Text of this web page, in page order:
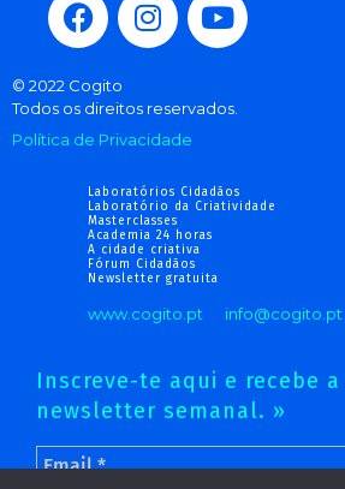
© 2022 Cogito
Todos os direitos reservados.
Política de Privacidade
Laboratórios Cidadãos
Laboratório da Criatividade
Masterclasses
Academia 24 horas
A cidade criativa
Fórum Cidadãos
Newsletter gratuita
www.cogito.pt info@cogito.pt
Inscreve-te aqui e recebe
newsletter semanal. »